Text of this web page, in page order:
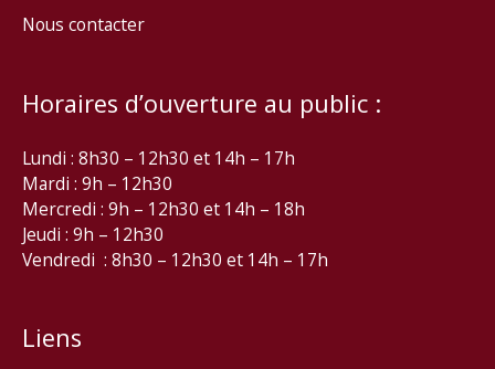
Nous contacter
Horaires d’ouverture au public :
Lundi : 8h30 – 12h30 et 14h – 17h
Mardi : 9h – 12h30
Mercredi : 9h – 12h30 et 14h – 18h
Jeudi : 9h – 12h30
Vendredi : 8h30 – 12h30 et 14h – 17h
Liens